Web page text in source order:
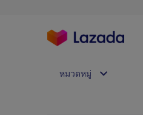
หมวดหมู่